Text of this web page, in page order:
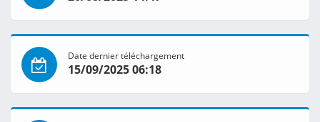
Date dernier téléchargement
15/09/2025 06:18